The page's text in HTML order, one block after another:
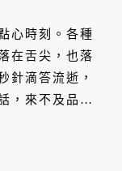
心時刻。各種
在舌尖，也落
針滴答流逝，
，來不及品嚐